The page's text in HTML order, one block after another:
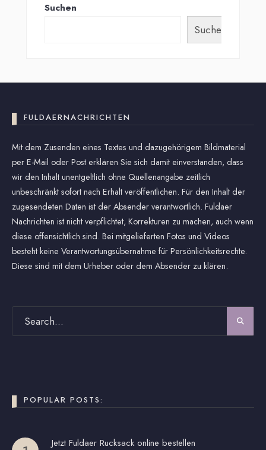
Suchen
Suchen
FULDAERNACHRICHTEN
Mit dem Zusenden eines Textes und dazugehörigem Bildmaterial
per E-Mail oder Post erklären Sie sich damit einverstanden, dass
wir den Inhalt unentgeltlich ohne Quellenangabe zeitlich
unbeschränkt sofort nach Erhalt veröffentlichen. Für den Inhalt der
zugesendeten Daten ist der Absender verantwortlich. Fuldaer
Nachrichten ist nicht verpflichtet, Korrekturen zu machen, auch wenn
diese offensichtlich sind. Bei mitgelieferten Fotos und Videos
besteht keine Verantwortungsübernahme für Persönlichkeitsrechte.
Diese sind mit dem Urheber oder dem Absender zu klären.
POPULAR POSTS:
Jetzt Fuldaer Rucksack online bestellen